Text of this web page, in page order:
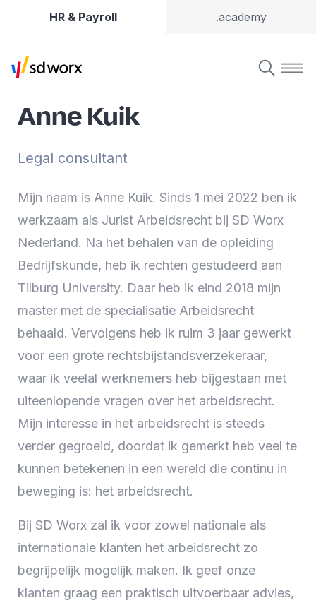
HR & Payroll .academy
Anne Kuik
Legal consultant
Mijn naam is Anne Kuik. Sinds 1 mei 2022 ben ik
werkzaam als Jurist Arbeidsrecht bij SD Worx
Nederland. Na het behalen van de opleiding
Bedrijfskunde, heb ik rechten gestudeerd aan
Tilburg University. Daar heb ik eind 2018 mijn
master met de specialisatie Arbeidsrecht
behaald. Vervolgens heb ik ruim 3 jaar gewerkt
voor een grote rechtsbijstandsverzekeraar,
waar ik veelal werknemers heb bijgestaan met
uiteenlopende vragen over het arbeidsrecht.
Mijn interesse in het arbeidsrecht is steeds
verder gegroeid, doordat ik gemerkt heb veel te
kunnen betekenen in een wereld die continu in
beweging is: het arbeidsrecht.
Bij SD Worx zal ik voor zowel nationale als
internationale klanten het arbeidsrecht zo
begrijpelijk mogelijk maken. Ik geef onze
klanten graag een praktisch uitvoerbaar advies,